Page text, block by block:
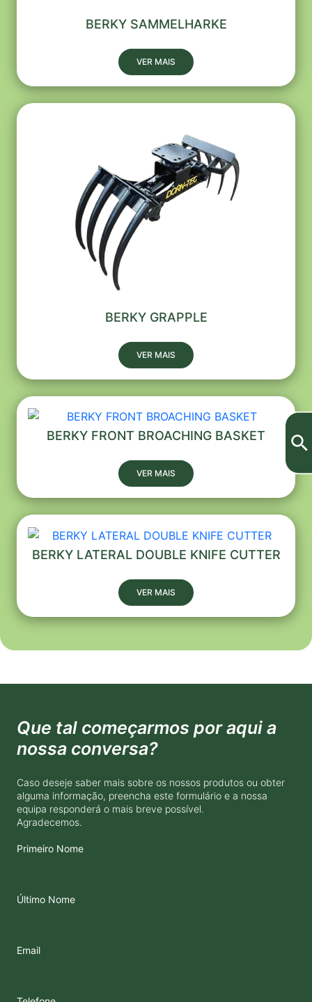
BERKY SAMMELHARKE
VER MAIS
BERKY GRAPPLE
VER MAIS
BERKY FRONT BROACHING BASKET
VER MAIS
BERKY LATERAL DOUBLE KNIFE CUTTER
VER MAIS
Que tal começarmos por aqui a
nossa conversa?
Caso deseje saber mais sobre os nossos produtos ou obter
alguma informação, preencha este formulário e a nossa
equipa responderá o mais breve possível.
Agradecemos.
Primeiro Nome
Último Nome
Email